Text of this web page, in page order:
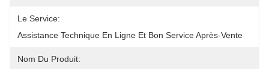
Le Service:
Assistance Technique En Ligne Et Bon Service Après-Vente
Nom Du Produit: